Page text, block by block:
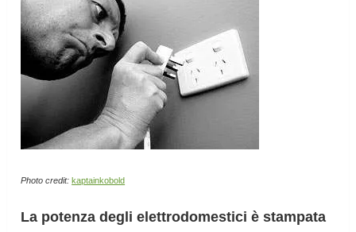
Photo credit: kaptainkobold
La potenza degli elettrodomestici è stampata